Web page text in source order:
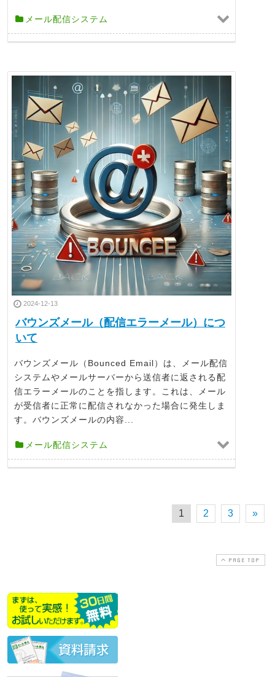
メール配信システム
2024-12-13
バウンズメール（配信エラーメール）につ
いて
バウンズメール（Bounced Email）は、メール配信
システムやメールサーバーから送信者に返される配
信エラーメールのことを指します。これは、メール
が受信者に正常に配信されなかった場合に発生しま
す。バウンズメールの内容...
メール配信システム
1 2 3 »
PAGE TOP